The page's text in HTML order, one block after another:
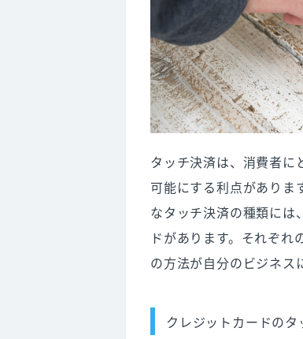
タッチ決済は、消費者に
可能にする利点がありま
なタッチ決済の種類には
ドがあります。それぞ
の方法が自分のビジネス
クレジットカードのタ